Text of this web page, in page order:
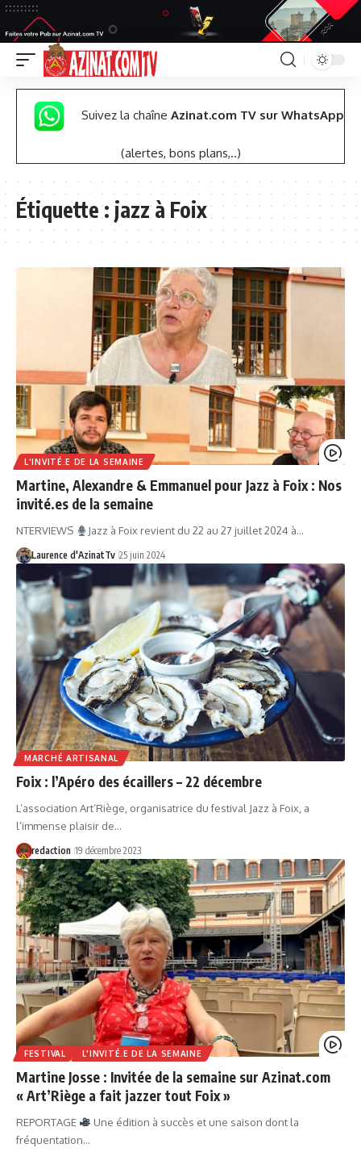
Suivez la chaîne Azinat.com TV sur WhatsApp
(alertes, bons plans,..)
Étiquette :jazz à Foix
L'INVITÉ.E DE LA SEMAINE
Martine, Alexandre & Emmanuel pour Jazz à Foix : Nos
invité.es de la semaine
NTERVIEWS Jazz à Foix revient du 22 au 27 juillet 2024 à…
Laurence d'AzinatTv 25 juin 2024
MARCHÉ ARTISANAL
Foix : l’Apéro des écaillers – 22 décembre
L’association Art’Riège, organisatrice du festival Jazz à Foix, a
l’immense plaisir de…
redaction 19 décembre 2023
FESTIVAL L'INVITÉ.E DE LA SEMAINE
Martine Josse : Invitée de la semaine sur Azinat.com
« Art’Riège a fait jazzer tout Foix »
REPORTAGE
Une édition à succès et une saison dont la
fréquentation…